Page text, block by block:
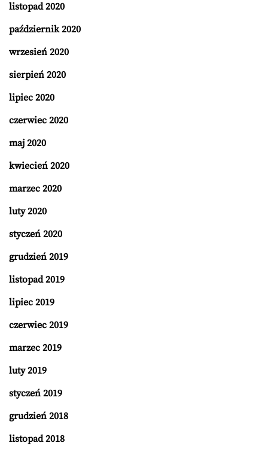
listopad 2020
październik 2020
wrzesień 2020
sierpień 2020
lipiec 2020
czerwiec 2020
maj 2020
kwiecień 2020
marzec 2020
luty 2020
styczeń 2020
grudzień 2019
listopad 2019
lipiec 2019
czerwiec 2019
marzec 2019
luty 2019
styczeń 2019
grudzień 2018
listopad 2018